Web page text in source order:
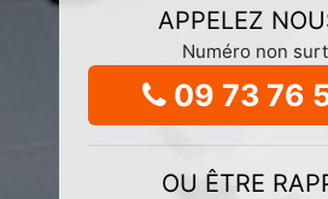
APPELEZ
Numéro non
09 73 76
OU ÊTRE